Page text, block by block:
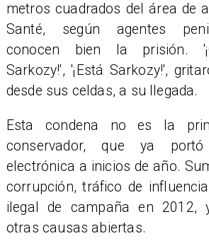
metros cuadrados del área de
Santé, según agentes
conocen bien la prisión.
Sarkozy!', '¡Está Sarkozy!',
desde sus celdas, a su llegada.
Esta condena no es la
conservador, que ya
electrónica a inicios de año.
corrupción, tráfico de
ilegal de campaña en 2012,
otras causas abiertas.